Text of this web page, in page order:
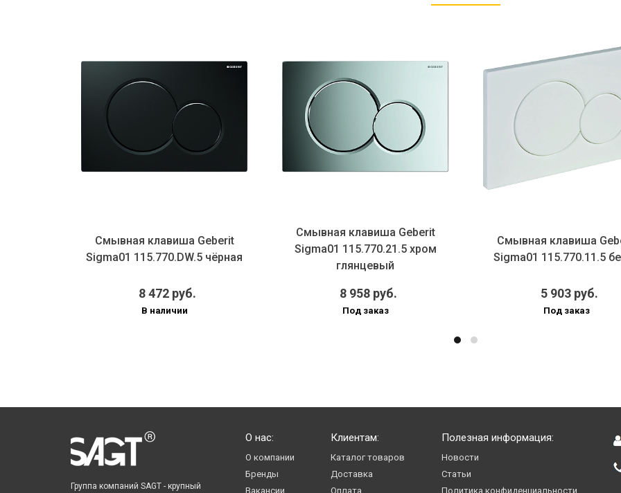
Смывная клавиша Geberit
Sigma01 115.770.DW.5 чёрная
8 472 руб.
В наличии
Смывная клавиша Geberit
Sigma01 115.770.21.5 хром
глянцевый
8 958 руб.
Под заказ
Смывная клавиша Geberit
Sigma01 115.770.11.5 белая
5 903 руб.
Под заказ
Группа компаний SAGT - крупный
О нас:
О компании
Бренды
Вакансии
Клиентам:
Каталог товаров
Доставка
Оплата
Полезная информация:
Новости
Статьи
Политика конфиденциальности